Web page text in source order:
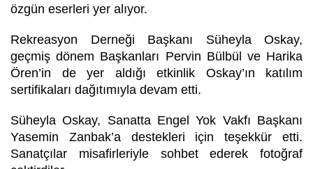
özgün eserleri yer alıyor.
Rekreasyon Derneği Başkanı Süheyla Oskay,
geçmiş dönem Başkanları Pervin Bülbül ve Harika
Ören’in de yer aldığı etkinlik Oskay’ın katılım
sertifikaları dağıtımıyla devam etti.
Süheyla Oskay, Sanatta Engel Yok Vakfı Başkanı
Yasemin Zanbak’a destekleri için teşekkür etti.
Sanatçılar misafirleriyle sohbet ederek fotoğraf